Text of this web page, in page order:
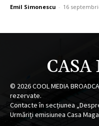
Emil Simonescu - 16
© 2026COOL MEDIA
rezervate.
Contacte în secțiunea
Urmăriți emisiunea Casa